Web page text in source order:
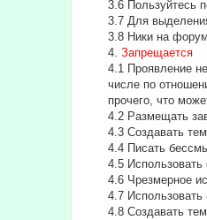
3.6 Пользуйтесь
3.7 Для
3.8 Ники на
4.Запрещается
4.1 Проявление
числе по
прочего, что
4.2 Размещать
4.3 Создавать
4.4 Писать
4.5
4.6 Чрезмерное
4.7
4.8 Создавать